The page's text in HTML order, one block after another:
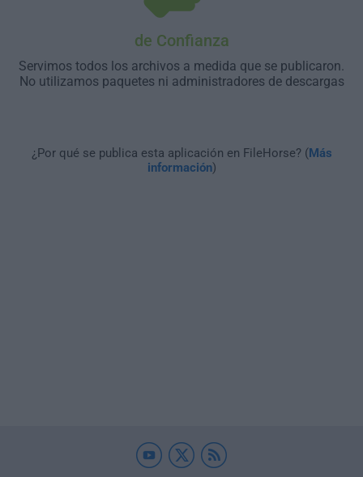
de Confianza
Servimos todos los archivos a medida que se publicaron.
No utilizamos paquetes ni administradores de descargas
¿Por qué se publica esta aplicación en FileHorse? (Más
información)